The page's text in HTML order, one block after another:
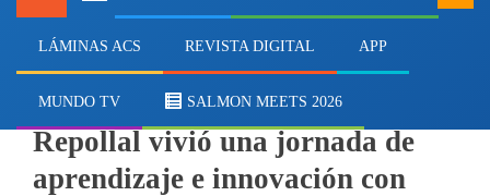
LÁMINAS ACS REVISTA DIGITAL APP
MUNDO TV SALMON MEETS 2026
Comunidad educativa de
Repollal vivió una jornada de
aprendizaje e innovación con